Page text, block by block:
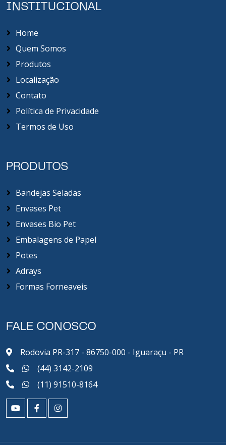
INSTITUCIONAL
Home
Quem Somos
Produtos
Localização
Contato
Política de Privacidade
Termos de Uso
PRODUTOS
Bandejas Seladas
Envases Pet
Envases Bio Pet
Embalagens de Papel
Potes
Adrays
Formas Forneaveis
FALE CONOSCO
Rodovia PR-317 - 86750-000 - Iguaraçu - PR
(44) 3142-2109
(11) 91510-8164